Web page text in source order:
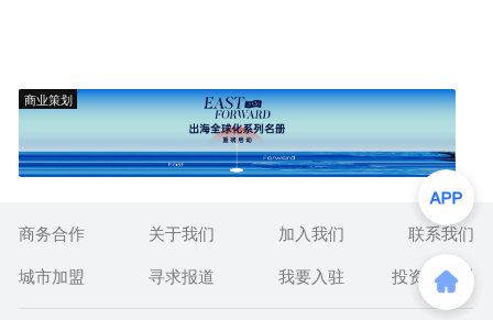
商业策划
商务合作 关于我们 加入我们
联系我们
城市加盟
寻求报道 我要入驻 投资者关系